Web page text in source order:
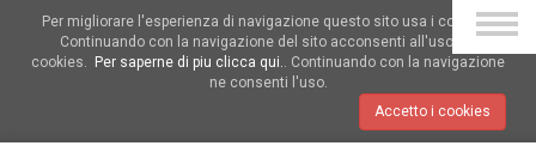
Per migliorare l'esperienza di navigazione questo sito usa i cookies.
Continuando con la navigazione del sito acconsenti all'uso dei
cookies.
Per saperne di piu clicca qui.. Continuando con la navigazione
ne consenti l'uso.
Accetto i cookies